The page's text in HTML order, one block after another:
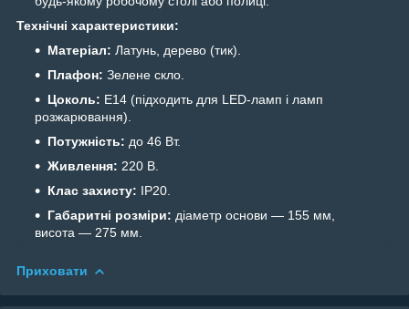
Технічні характеристики:
Матеріал: Латунь, дерево (тик).
Плафон: Зелене скло.
Цоколь: E14 (підходить для LED-ламп і ламп
розжарювання).
Потужність: до 46 Вт.
Живлення: 220 В.
Клас захисту: IP20.
Габаритні розміри: діаметр основи — 155 мм,
висота — 275 мм.
Приховати